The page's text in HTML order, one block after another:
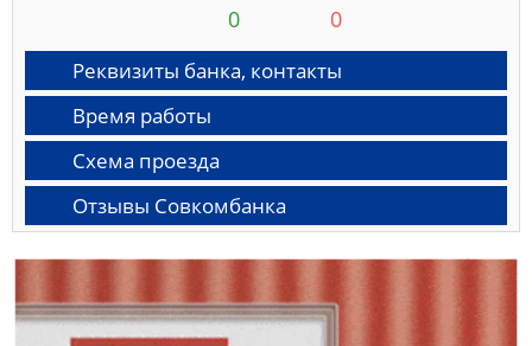
0 0
Реквизиты банка, контакты
Время работы
Схема проезда
Отзывы Совкомбанка